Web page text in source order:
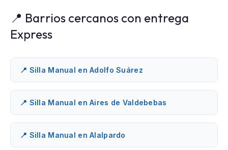
📍 Barrios cercanos con entrega
Express
📍 Silla Manual en Adolfo Suárez
📍 Silla Manual en Aires de Valdebebas
📍 Silla Manual en Alalpardo